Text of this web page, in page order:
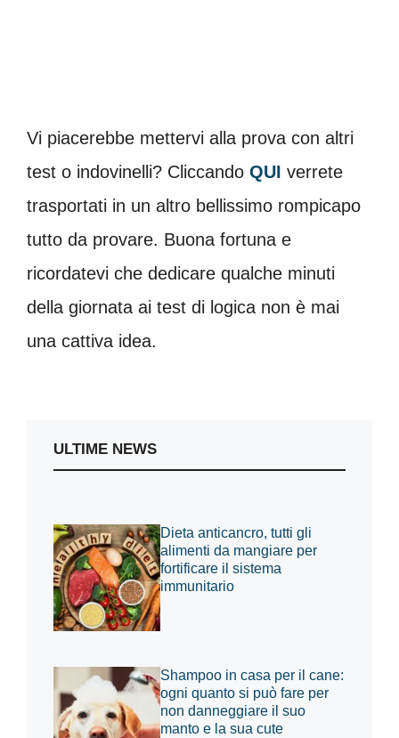
Vi piacerebbe mettervi alla prova con altri
test o indovinelli? Cliccando QUI verrete
trasportati in un altro bellissimo rompicapo
tutto da provare. Buona fortuna e
ricordatevi che dedicare qualche minuti
della giornata ai test di logica non è mai
una cattiva idea.
ULTIME NEWS
Dieta anticancro, tutti gli
alimenti da mangiare per
fortificare il sistema
immunitario
Shampoo in casa per il cane:
ogni quanto si può fare per
non danneggiare il suo
manto e la sua cute